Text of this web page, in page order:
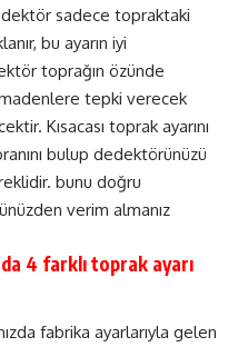
sadece topraktaki
bu ayarın iyi
toprağın özünde
tepki verecek
Kısacası toprak ayarını
bulup dedektörünüzü
bunu doğru
verim almanız
4 farklı toprak ayarı
fabrika ayarlarıyla gelen